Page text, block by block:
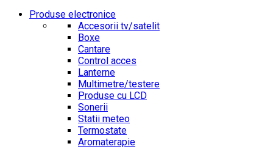
Produse electronice
Accesorii tv/satelit
Boxe
Cantare
Control acces
Lanterne
Multimetre/testere
Produse cu LCD
Sonerii
Statii meteo
Termostate
Aromaterapie